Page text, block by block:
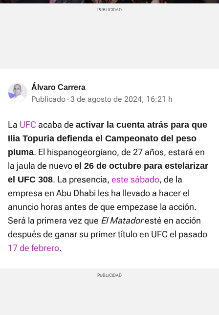
Álvaro Carrera
Publicado 3 de agosto de 2024, 16:21 h
La UFC acaba de activar la cuenta atrás para que
Ilia Topuria defienda el Campeonato del peso
pluma. El hispanogeorgiano, de 27 años, estará en
la jaula de nuevo el 26 de octubre para estelarizar
el UFC 308. La presencia, este sábado, de la
empresa en Abu Dhabi les ha llevado a hacer el
anuncio horas antes de que empezase la acción.
Será la primera vez que El Matadoresté en acción
después de ganar su primer título en UFC el pasado
17 de febrero.